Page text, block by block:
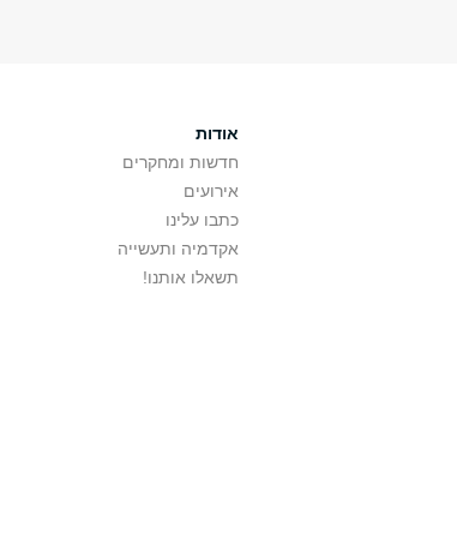
אודות
חדשות ומחקרים
אירועים
כתבו עלינו
אקדמיה ותעשייה
תשאלו אותנו!